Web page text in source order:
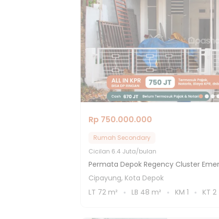
Rp 750.000.000
Rumah Secondary
Cicilan 6.4 Juta/bulan
Permata Depok Regency Cluster
Cipayung, Kota Depok
LT 72 m² LB 48 m² KM 1 KT 2